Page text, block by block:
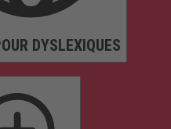
DYSLEXIQUES